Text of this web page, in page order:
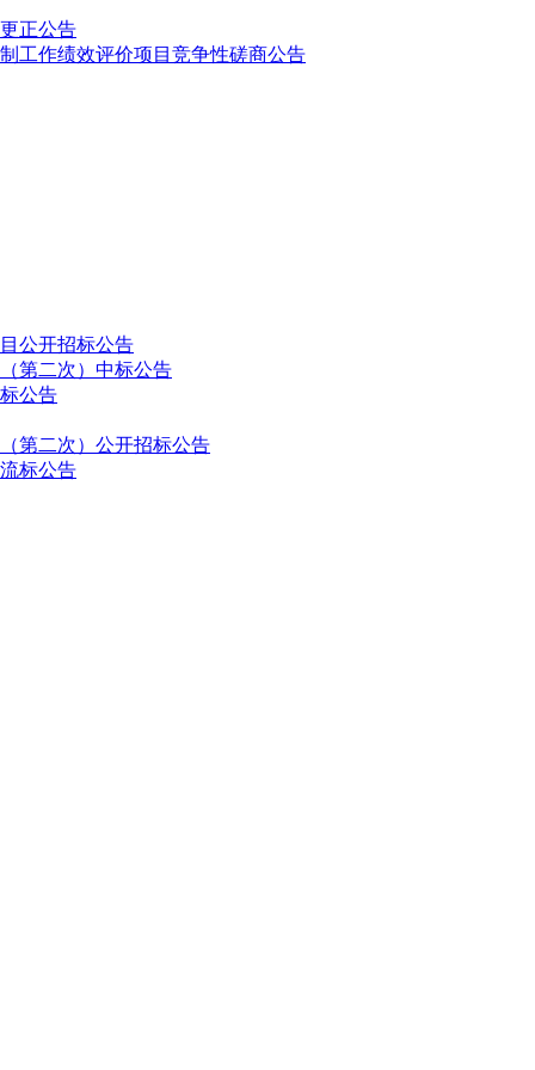
正公告
工作绩效评价项目竞争性磋商公告
公开招标公告
第二次）中标公告
公告
第二次）公开招标公告
标公告